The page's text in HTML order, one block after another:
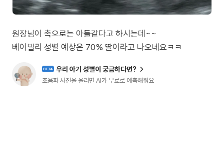
원장님이 촉으로는 아들같다고 하시는데~~
베이빌리 성별 예상은 70% 딸이라고 나오네요ㅋㅋ
BETA 우리 아기 성별이 궁금하다면?
초음파 사진을 올리면 AI가 무료로 예측해줘요